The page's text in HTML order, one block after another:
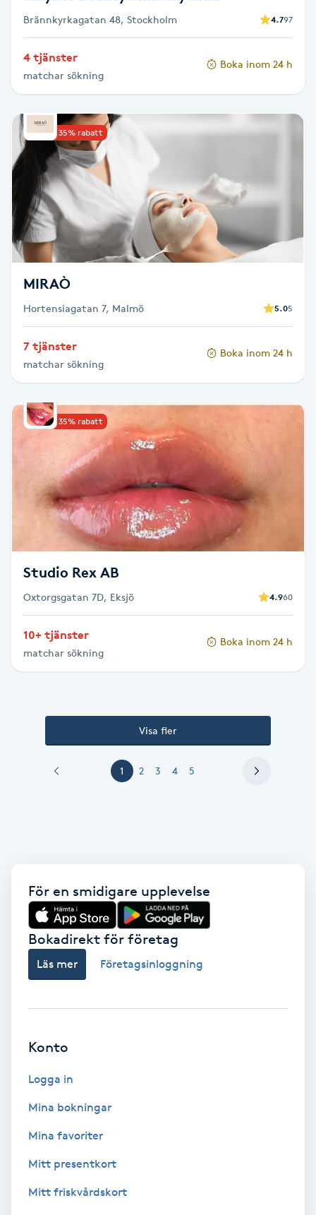
Taktil massage
Tandblekning
Tatuering
Tatueringsborttagning
Terapi
Thaimassage
Toning
Torr hårbotten
Torrborstning
Triggerpunktsmassage
Träning
Vaccination
Vampyrbehandling
Vaxning
Vaxning brasiliansk
Vårtor
Yin Yoga
Yoga
Yoga Nidra
Yogamassage
Zonterapi
Brännkyrkagatan 48, Stockholm 4.797
4 tjänster
matchar sökning
Boka inom 24 h
Upp till 35% rabatt
MIRAÒ
Hortensiagatan 7, Malmö 5.05
7 tjänster
matchar sökning
Boka inom 24 h
Upp till 35% rabatt
Studio Rex AB
Oxtorgsgatan 7D, Eksjö 4.960
10+ tjänster
matchar sökning
Boka inom 24 h
Visa fler
1 2 3 4 5
För en smidigare upplevelse
Bokadirekt för företag
Läs mer Företagsinloggning
Konto
Logga in
Mina bokningar
Mina favoriter
Mitt presentkort
Mitt friskvårdskort